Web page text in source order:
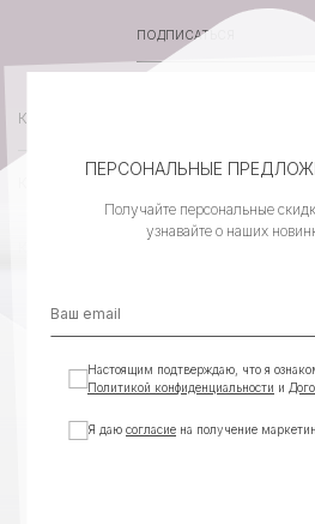
КАТАЛОГ
КОНТАКТЫ
ПЕРСОНАЛЬНЫЕ
Получайте персональные
узнавайте о наших
Настоящим подтверждаю, что я
Политикой конфиденциальности и
Я даю согласие на получение